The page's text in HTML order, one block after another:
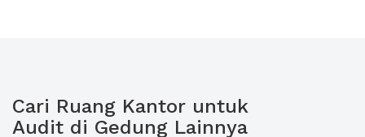
Cari Ruang Kantor untuk
Audit di Gedung Lainnya